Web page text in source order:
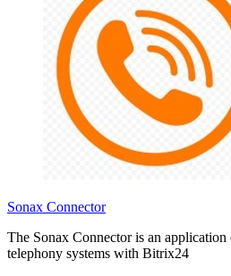
Sonax Connector
The Sonax Connector is an application
telephony systems with Bitrix24